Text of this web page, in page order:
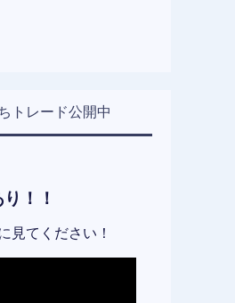
トレード公開中
！！
見てください！